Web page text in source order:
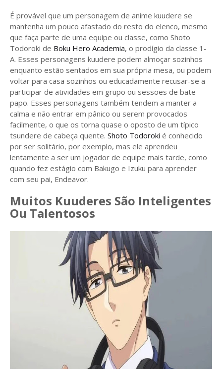
É provável que um personagem de anime kuudere se
mantenha um pouco afastado do resto do elenco, mesmo
que faça parte de uma equipe ou classe, como Shoto
Todoroki de Boku Hero Academia, o prodígio da classe 1-
A. Esses personagens kuudere podem almoçar sozinhos
enquanto estão sentados em sua própria mesa, ou podem
voltar para casa sozinhos ou educadamente recusar-se a
participar de atividades em grupo ou sessões de bate-
papo. Esses personagens também tendem a manter a
calma e não entrar em pânico ou serem provocados
facilmente, o que os torna quase o oposto de um típico
tsundere de cabeça quente. Shoto Todoroki é conhecido
por ser solitário, por exemplo, mas ele aprendeu
lentamente a ser um jogador de equipe mais tarde, como
quando fez estágio com Bakugo e Izuku para aprender
com seu pai, Endeavor.
Muitos Kuuderes São Inteligentes
Ou Talentosos